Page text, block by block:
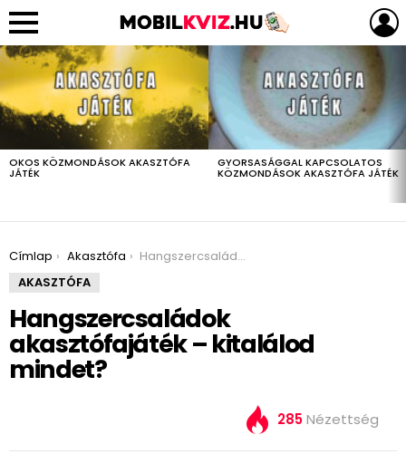
LEGUTÓBBIAK
OKOS KÖZMONDÁSOK AKASZTÓFA
JÁTÉK
GYORSASÁGGAL KAPCSOLATOS
KÖZMONDÁSOK AKASZTÓFA JÁTÉK
You are here:
Címlap Akasztófa
Hangszercsaládok akasztófajáték – kitalálod mindet?
AKASZTÓFA
Hangszercsaládok
akasztófajáték – kitalálod
mindet?
285Nézettség